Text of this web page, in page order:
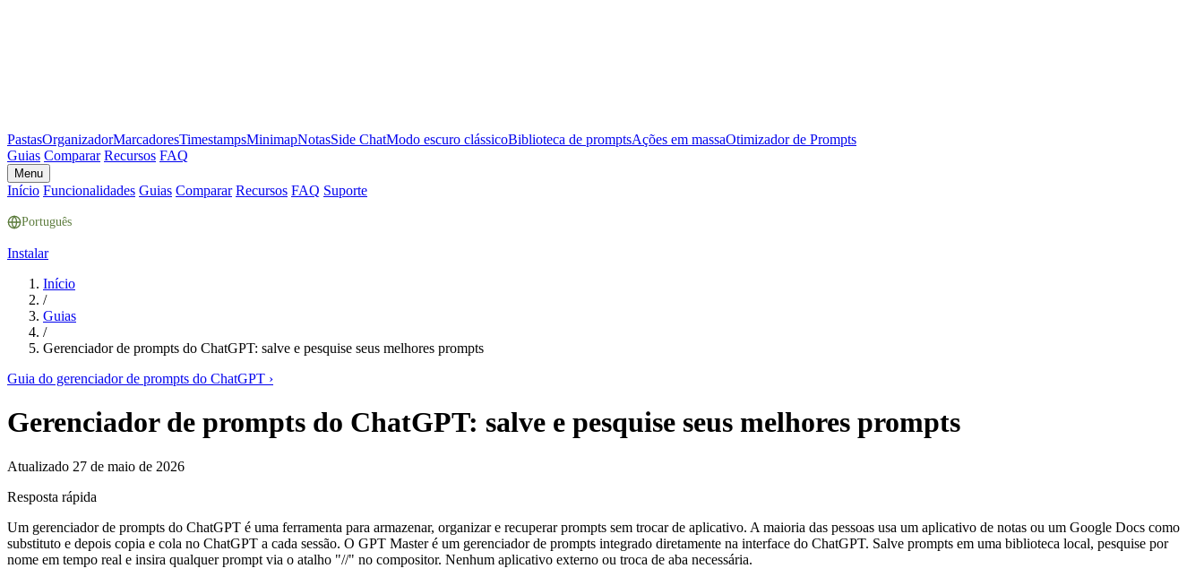
PastasOrganizadorMarcadoresTimestampsMinimapNotasSide ChatModo escuro clássicoBiblioteca de promptsAções em massaOtimizador de Prompts
Guias Comparar Recursos FAQ
Menu
Início Funcionalidades Guias Comparar Recursos FAQ Suporte
Português
Instalar
Início
/
Guias
/
Gerenciador de prompts do ChatGPT: salve e pesquise seus melhores prompts
Guia do gerenciador de prompts do ChatGPT ›
Gerenciador de prompts do ChatGPT: salve e pesquise seus melhores prompts
Atualizado 27 de maio de 2026
Resposta rápida
Um gerenciador de prompts do ChatGPT é uma ferramenta para armazenar, organizar e recuperar prompts sem trocar de aplicativo. A maioria das pessoas usa um aplicativo de notas ou um Google Docs como
substituto e depois copia e cola no ChatGPT a cada sessão. O GPT Master é um gerenciador de prompts integrado diretamente na interface do ChatGPT. Salve prompts em uma biblioteca local, pesquise por
nome em tempo real e insira qualquer prompt via o atalho "//" no compositor. Nenhum aplicativo externo ou troca de aba necessária.